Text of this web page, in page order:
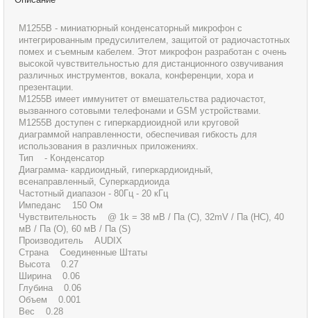
M1255B - миниатюрный конденсаторный микрофон с
интегрированным предусилителем, защитой от радиочастотных
помех и съемным кабелем. Этот микрофон разработан с очень
высокой чувствительностью для дистанционного озвучивания
различных инструментов, вокала, конференции, хора и
презентации.
M1255B имеет иммунитет от вмешательства радиочастот,
вызванного сотовыми телефонами и GSM устройствами.
M1255B доступен с гиперкардиоидной или круговой
диаграммой направленности, обеспечивая гибкость для
использования в различных приложениях.
Тип - Конденсатор
Диаграмма- кардиоидный, гиперкардиоидный,
всенаправленный, Суперкардиоида
Частотный диапазон - 80Гц - 20 кГц
Импеданс 150 Ом
Чувствительность @ 1k = 38 мВ / Па (С), 32mV / Па (НС), 40
мВ / Па (O), 60 мВ / Па (S)
Производитель AUDIX
Страна Соединенные Штаты
Высота 0.27
Ширина 0.06
Глубина 0.06
Объем 0.001
Вес 0.28